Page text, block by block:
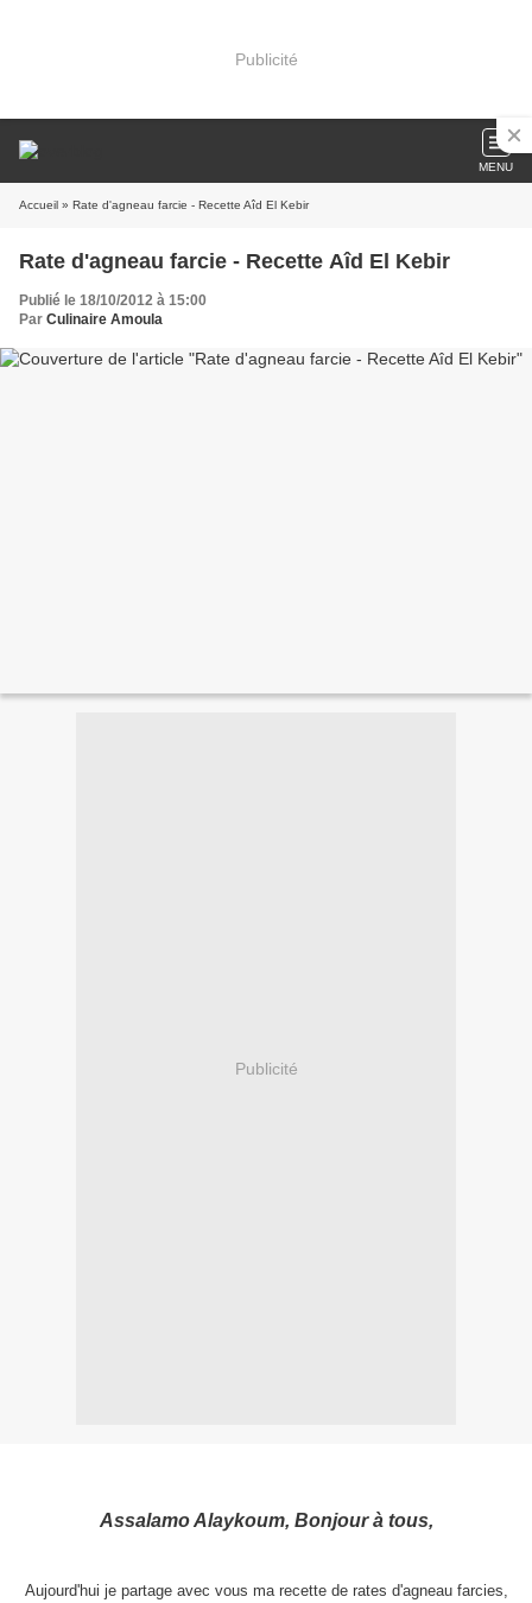
Publicité
MENU
Accueil » Rate d'agneau farcie - Recette Aîd El Kebir
Rate d'agneau farcie - Recette Aîd El Kebir
Publié le 18/10/2012 à 15:00
Par Culinaire Amoula
Publicité
Assalamo Alaykoum, Bonjour à tous,
Aujourd'hui je partage avec vous ma recette de rates d'agneau farcies,